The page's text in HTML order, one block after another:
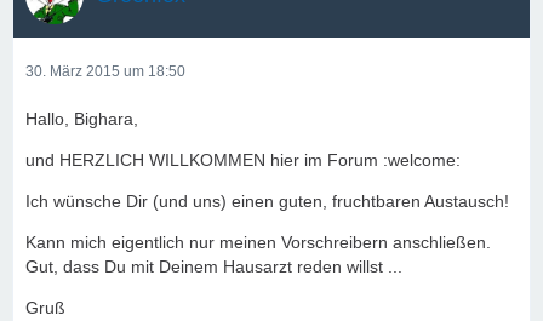
30. März 2015 um 18:50
Hallo, Bighara,
und HERZLICH WILLKOMMEN hier im Forum :welcome:
Ich wünsche Dir (und uns) einen guten, fruchtbaren Austausch!
Kann mich eigentlich nur meinen Vorschreibern anschließen.
Gut, dass Du mit Deinem Hausarzt reden willst ...
Gruß